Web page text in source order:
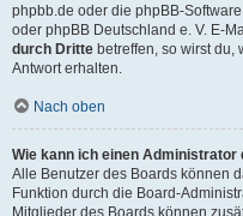
phpbb.de oder die phpBB-
oder phpBB Deutschland e. V. E-
durch Dritte betreffen, so wirst du,
Antwort erhalten.
Nach oben
Wie kann ich einen
Alle Benutzer des Boards können
Funktion durch die Board-
Mitglieder des Boards können